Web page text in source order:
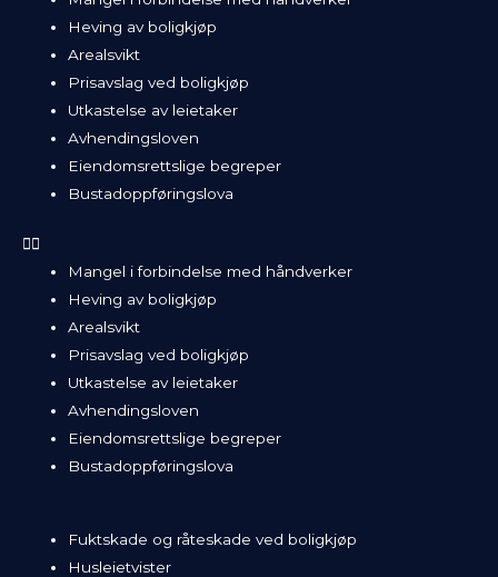
Heving av boligkjøp
Arealsvikt
Prisavslag ved boligkjøp
Utkastelse av leietaker
Avhendingsloven
Eiendomsrettslige begreper
Bustadoppføringslova
Mangel i forbindelse med håndverker
Heving av boligkjøp
Arealsvikt
Prisavslag ved boligkjøp
Utkastelse av leietaker
Avhendingsloven
Eiendomsrettslige begreper
Bustadoppføringslova
Fuktskade og råteskade ved boligkjøp
Husleietvister